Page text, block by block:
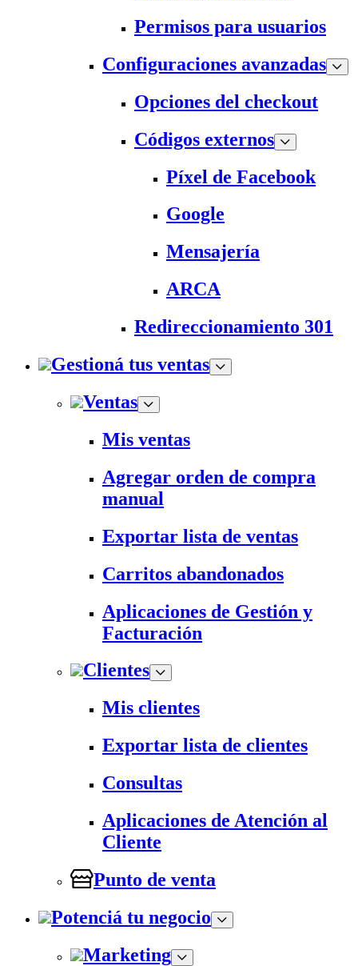
Permisos para usuarios
Configuraciones avanzadas
Opciones del checkout
Códigos externos
Píxel de Facebook
Google
Mensajería
ARCA
Redireccionamiento 301
Gestioná tus ventas
Ventas
Mis ventas
Agregar orden de compra
manual
Exportar lista de ventas
Carritos abandonados
Aplicaciones de Gestión y
Facturación
Clientes
Mis clientes
Exportar lista de clientes
Consultas
Aplicaciones de Atención al
Cliente
Punto de venta
Potenciá tu negocio
Marketing